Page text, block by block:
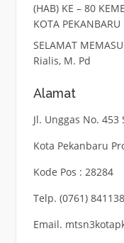
(HAB) KE – 80
KOTA PEKANBARU
SELAMAT
Rialis, M. Pd
Alamat
Jl. Unggas No. 453
Kota Pekanbaru
Kode Pos : 28284
Telp. (0761)
Email.